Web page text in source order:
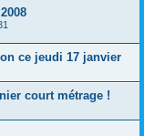
ce jeudi 17 janvier
court métrage !